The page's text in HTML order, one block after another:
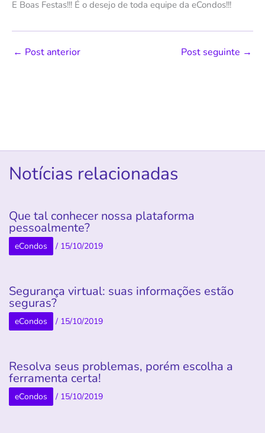
E Boas Festas!!! É o desejo de toda equipe da eCondos!!!
← Post anterior Post seguinte →
Notícias relacionadas
Que tal conhecer nossa plataforma
pessoalmente?
eCondos / 15/10/2019
Segurança virtual: suas informações estão
seguras?
eCondos / 15/10/2019
Resolva seus problemas, porém escolha a
ferramenta certa!
eCondos / 15/10/2019